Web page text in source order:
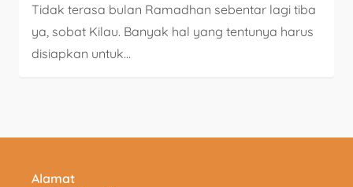
Tidak terasa bulan Ramadhan sebentar lagi tiba
ya, sobat Kilau. Banyak hal yang tentunya harus
disiapkan untuk...
Alamat